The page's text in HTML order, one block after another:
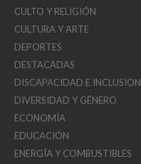
CULTO Y RELIGIÓN
CULTURA Y ARTE
DEPORTES
DESTACADAS
DISCAPACIDAD E INCLUSION
DIVERSIDAD Y GÉNERO
ECONOMÍA
EDUCACIÓN
ENERGÍA Y COMBUSTIBLES